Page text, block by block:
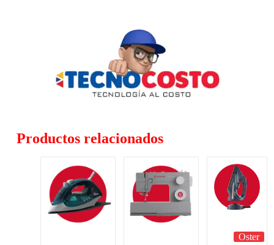
Productos relacionados
Oster